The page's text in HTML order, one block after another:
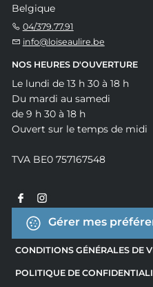
Belgique
04/379.77.91
info@loiseaulire.be
NOS HEURES D'OUVERTURE
Le lundi de 13 h 30 à 18 h
Du mardi au samedi
de 9 h 30 à 18 h
Ouvert sur le temps de midi
TVA BE0 757167548
Gérer mes
CONDITIONS GÉNÉRALES DE
POLITIQUE DE